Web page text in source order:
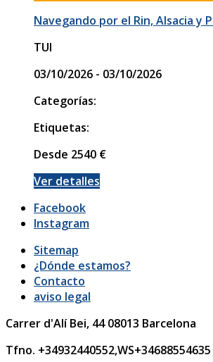
Navegando por el Rin, Alsacia y
TUI
03/10/2026 - 03/10/2026
Categorías:
Etiquetas:
Desde 2540 €
Ver detalles
Facebook
Instagram
Sitemap
¿Dónde estamos?
Contacto
aviso legal
Carrer d'Alí Bei, 44 08013 Barcelona
Tfno. +34932440552,WS+34688554635